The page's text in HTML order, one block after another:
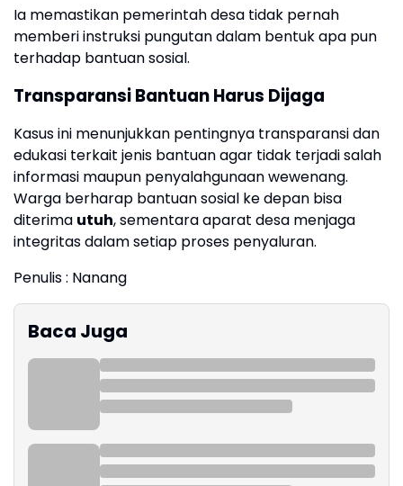
Ia memastikan pemerintah desa tidak pernah
memberi instruksi pungutan dalam bentuk apa pun
terhadap bantuan sosial.
Transparansi Bantuan Harus Dijaga
Kasus ini menunjukkan pentingnya transparansi dan
edukasi terkait jenis bantuan agar tidak terjadi salah
informasi maupun penyalahgunaan wewenang.
Warga berharap bantuan sosial ke depan bisa
diterima utuh, sementara aparat desa menjaga
integritas dalam setiap proses penyaluran.
Penulis : Nanang
Baca Juga